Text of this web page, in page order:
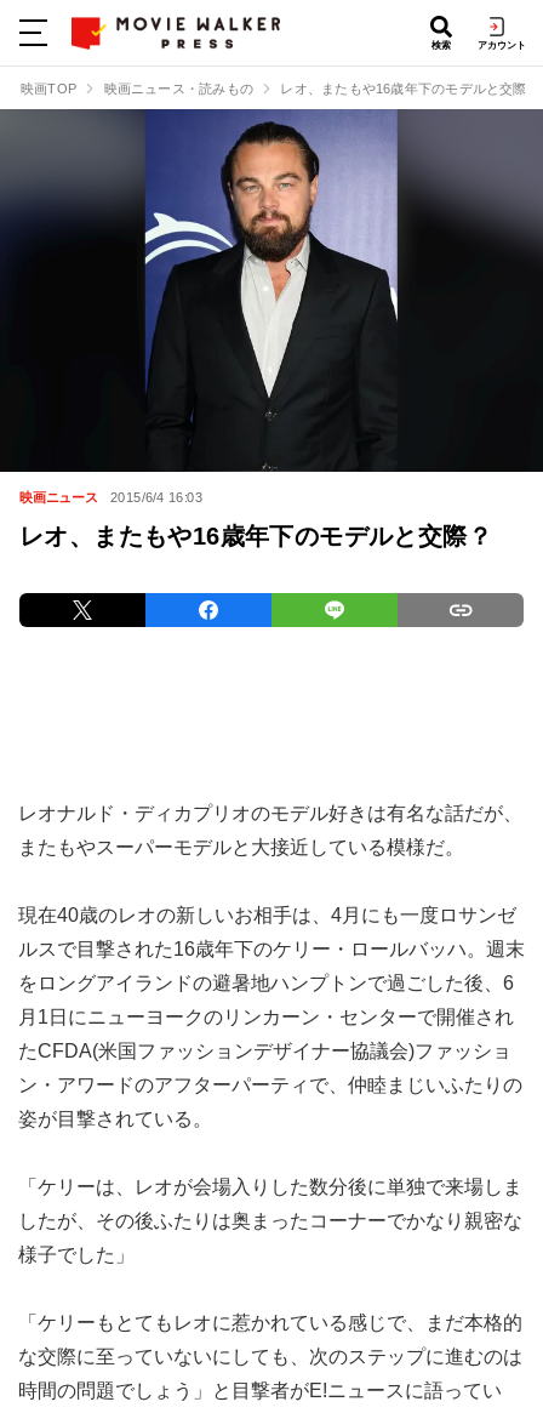
検索 アカウント
映画TOP 映画ニュース・読みもの レオ、またもや16歳年下のモデルと交際？
映画ニュース 2015/6/4 16:03
レオ、またもや16歳年下のモデルと交際？
レオナルド・ディカプリオのモデル好きは有名な話だが、
またもやスーパーモデルと大接近している模様だ。
現在40歳のレオの新しいお相手は、4月にも一度ロサンゼ
ルスで目撃された16歳年下のケリー・ロールバッハ。週末
をロングアイランドの避暑地ハンプトンで過ごした後、6
月1日にニューヨークのリンカーン・センターで開催され
たCFDA(米国ファッションデザイナー協議会)ファッショ
ン・アワードのアフターパーティで、仲睦まじいふたりの
姿が目撃されている。
「ケリーは、レオが会場入りした数分後に単独で来場しま
したが、その後ふたりは奥まったコーナーでかなり親密な
様子でした」
「ケリーもとてもレオに惹かれている感じで、まだ本格的
な交際に至っていないにしても、次のステップに進むのは
時間の問題でしょう」と目撃者がE!ニュースに語ってい